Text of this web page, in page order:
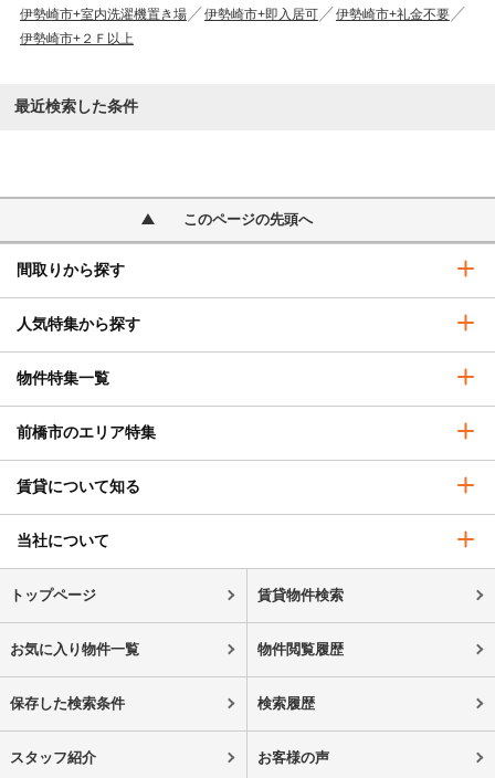
伊勢崎市+室内洗濯機置き場
伊勢崎市+即入居可
伊勢崎市+礼金不要
伊勢崎市+２Ｆ以上
最近検索した条件
このページの先頭へ
間取りから探す
人気特集から探す
物件特集一覧
前橋市のエリア特集
賃貸について知る
当社について
トップページ 賃貸物件検索
お気に入り物件一覧 物件閲覧履歴
保存した検索条件 検索履歴
スタッフ紹介 お客様の声